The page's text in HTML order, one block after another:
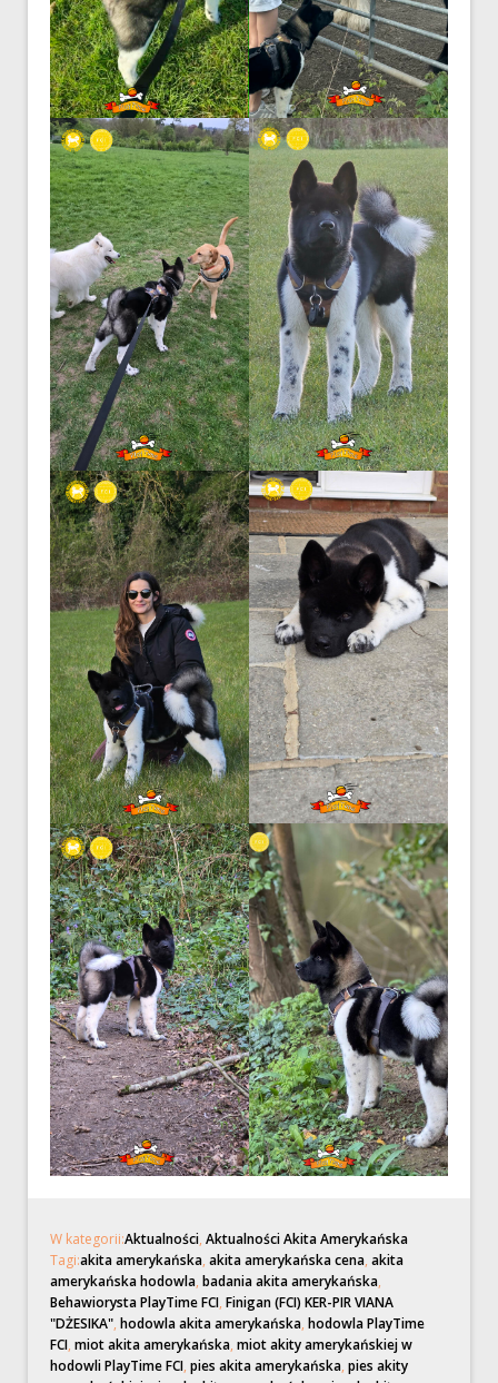
W kategorii:Aktualności,Aktualności Akita Amerykańska
Tagi:akita amerykańska,akita amerykańska cena,akita
amerykańska hodowla,badania akita amerykańska,
Behawiorysta PlayTime FCI,Finigan (FCI) KER-PIR VIANA
"DŻESIKA",hodowla akita amerykańska,hodowla PlayTime
FCI,miot akita amerykańska,miot akity amerykańskiej w
hodowli PlayTime FCI,pies akita amerykańska,pies akity